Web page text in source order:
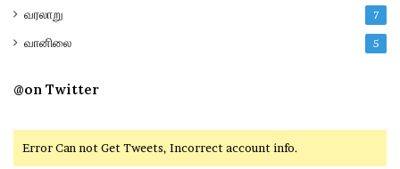
வரலாறு 7
வானிலை 5
@on Twitter
Error Can not Get Tweets, Incorrect account info.